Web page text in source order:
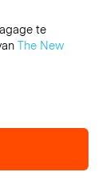
te
The New